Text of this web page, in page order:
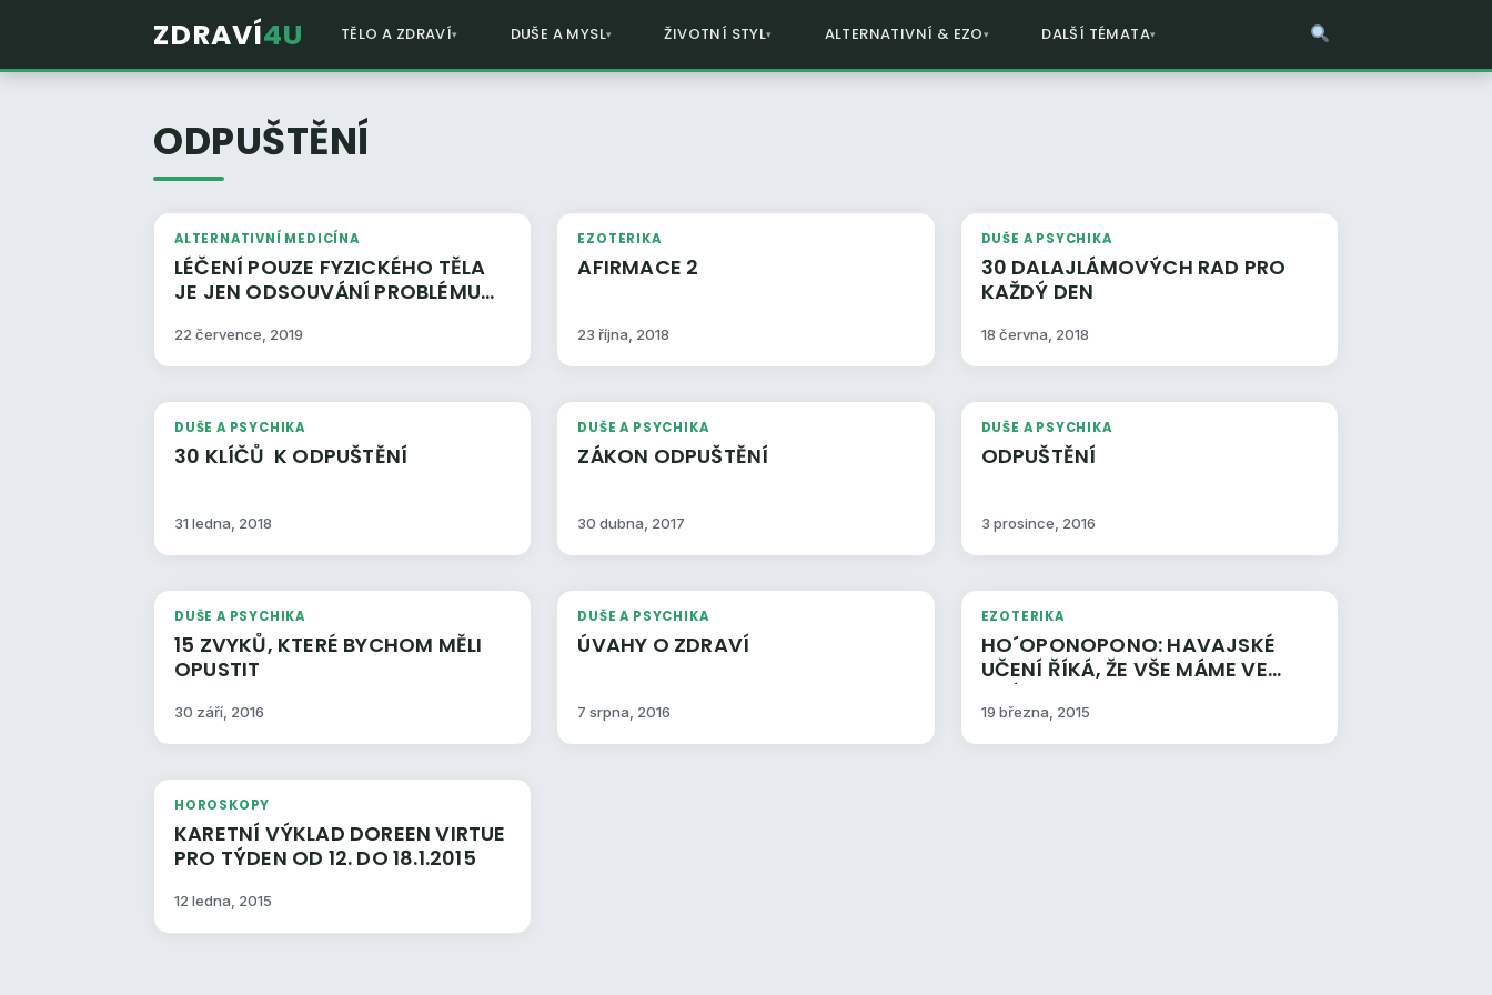
ZDRAVÍ4U TĚLO A ZDRAVÍ DUŠE A MYSL ŽIVOTNÍ STYL ALTERNATIVNÍ & EZO DALŠÍ TÉMATA
ODPUŠTĚNÍ
ALTERNATIVNÍ MEDICÍNA
LÉČENÍ POUZE FYZICKÉHO TĚLA
JE JEN ODSOUVÁNÍ PROBLÉMU
22 července, 2019
EZOTERIKA
AFIRMACE 2
23 října, 2018
DUŠE A PSYCHIKA
30 DALAJLÁMOVÝCH RAD PRO
KAŽDÝ DEN
18 června, 2018
DUŠE A PSYCHIKA
30 KLÍČŮ K ODPUŠTĚNÍ
31 ledna, 2018
DUŠE A PSYCHIKA
ZÁKON ODPUŠTĚNÍ
30 dubna, 2017
DUŠE A PSYCHIKA
ODPUŠTĚNÍ
3 prosince, 2016
DUŠE A PSYCHIKA
15 ZVYKŮ, KTERÉ BYCHOM MĚLI
OPUSTIT
30 září, 2016
DUŠE A PSYCHIKA
ÚVAHY O ZDRAVÍ
7 srpna, 2016
EZOTERIKA
HO´OPONOPONO: HAVAJSKÉ
UČENÍ ŘÍKÁ, ŽE VŠE MÁME VE
19 března, 2015
HOROSKOPY
KARETNÍ VÝKLAD DOREEN VIRTUE
PRO TÝDEN OD 12. DO 18.1.2015
12 ledna, 2015